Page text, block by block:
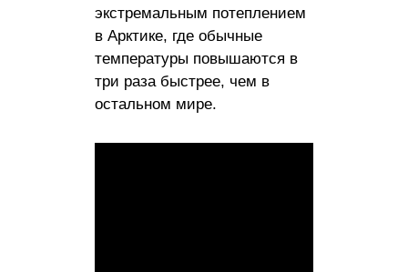
экстремальным потеплением
в Арктике, где обычные
температуры повышаются в
три раза быстрее, чем в
остальном мире.